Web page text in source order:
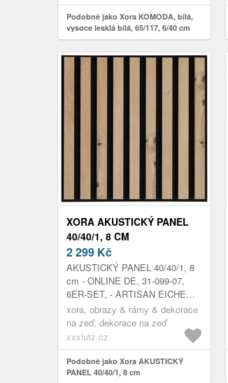
Podobně jako Xora KOMODA, bílá,
vysoce lesklá bílá, 65/117, 6/40 cm
XORA AKUSTICKÝ PANEL
40/40/1, 8 CM
2 299 Kč
AKUSTICKÝ PANEL 40/40/1, 8
cm - ONLINE DE, 31-099-07,
6ER-SET, - ARTISAN EICHE
FOLIERT MDF AUF - 8MM FILZ,
CA. 40/40/1, 8 CM
xora, obrazy & rámy & dekorace
na zeď, dekorace na zeď
xxxlutz.cz
Podobně jako Xora AKUSTICKÝ
PANEL 40/40/1, 8 cm